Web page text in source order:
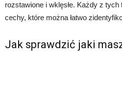
rozstawione i wklęsłe. Każdy z
cechy, które można łatwo
Jak sprawdzić jaki